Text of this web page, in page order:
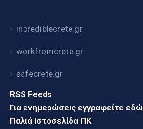
incrediblecrete.gr
workfromcrete.gr
safecrete.gr
RSS Feeds
Για ενημερώσεις εγγραφείτε εδώ
Παλιά Ιστοσελίδα ΠΚ